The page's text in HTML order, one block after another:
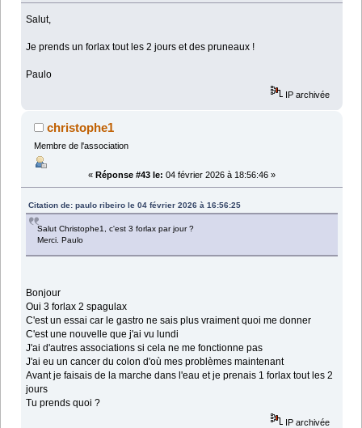
Salut,
Je prends un forlax tout les 2 jours et des pruneaux !
Paulo
IP archivée
christophe1
Membre de l'association
« Réponse #43 le: 04 février 2026 à 18:56:46 »
Citation de: paulo ribeiro le 04 février 2026 à 16:56:25
Salut Christophe1, c'est 3 forlax par jour ?
Merci. Paulo
Bonjour
Oui 3 forlax 2 spagulax
C'est un essai car le gastro ne sais plus vraiment quoi me donner
C'est une nouvelle que j'ai vu lundi
J'ai d'autres associations si cela ne me fonctionne pas
J'ai eu un cancer du colon d'où mes problèmes maintenant
Avant je faisais de la marche dans l'eau et je prenais 1 forlax tout les 2
jours
Tu prends quoi ?
IP archivée